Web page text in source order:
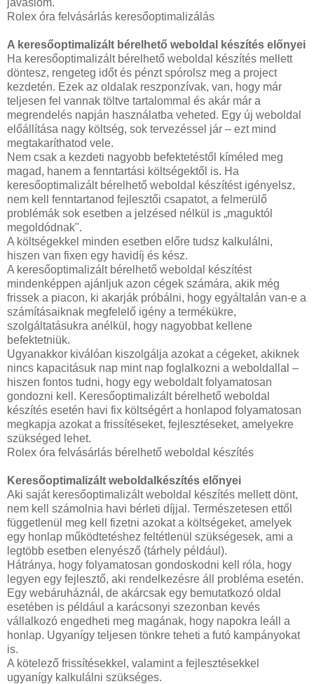
Rolex óra felvásárlás keresőoptimalizálás
A keresőoptimalizált bérelhető weboldal készítés előnyei
Ha keresőoptimalizált bérelhető weboldal készítés mellett
döntesz, rengeteg időt és pénzt spórolsz meg a project
kezdetén. Ezek az oldalak reszponzívak, van, hogy már
teljesen fel vannak töltve tartalommal és akár már a
megrendelés napján használatba veheted. Egy új weboldal
előállítása nagy költség, sok tervezéssel jár – ezt mind
megtakaríthatod vele.
Nem csak a kezdeti nagyobb befektetéstől kíméled meg
magad, hanem a fenntartási költségektől is. Ha
keresőoptimalizált bérelhető weboldal készítést igényelsz,
nem kell fenntartanod fejlesztői csapatot, a felmerülő
problémák sok esetben a jelzésed nélkül is „maguktól
megoldódnak".
A költségekkel minden esetben előre tudsz kalkulálni,
hiszen van fixen egy havidíj és kész.
A keresőoptimalizált bérelhető weboldal készítést
mindenképpen ajánljuk azon cégek számára, akik még
frissek a piacon, ki akarják próbálni, hogy egyáltalán van-e a
számításaiknak megfelelő igény a termékükre,
szolgáltatásukra anélkül, hogy nagyobbat kellene
befektetniük.
Ugyanakkor kiválóan kiszolgálja azokat a cégeket, akiknek
nincs kapacitásuk nap mint nap foglalkozni a weboldallal –
hiszen fontos tudni, hogy egy weboldalt folyamatosan
gondozni kell. Keresőoptimalizált bérelhető weboldal
készítés esetén havi fix költségért a honlapod folyamatosan
megkapja azokat a frissítéseket, fejlesztéseket, amelyekre
szükséged lehet.
Rolex óra felvásárlás bérelhető weboldal készítés
Keresőoptimalizált weboldalkészítés előnyei
Aki saját keresőoptimalizált weboldal készítés mellett dönt,
nem kell számolnia havi bérleti díjjal. Természetesen ettől
függetlenül meg kell fizetni azokat a költségeket, amelyek
egy honlap működtetéshez feltétlenül szükségesek, ami a
legtöbb esetben elenyésző (tárhely például).
Hátránya, hogy folyamatosan gondoskodni kell róla, hogy
legyen egy fejlesztő, aki rendelkezésre áll probléma esetén.
Egy webáruháznál, de akárcsak egy bemutatkozó oldal
esetében is például a karácsonyi szezonban kevés
vállalkozó engedheti meg magának, hogy napokra leáll a
honlap. Ugyanígy teljesen tönkre teheti a futó kampányokat
is.
A kötelező frissítésekkel, valamint a fejlesztésekkel
ugyanígy kalkulálni szükséges.